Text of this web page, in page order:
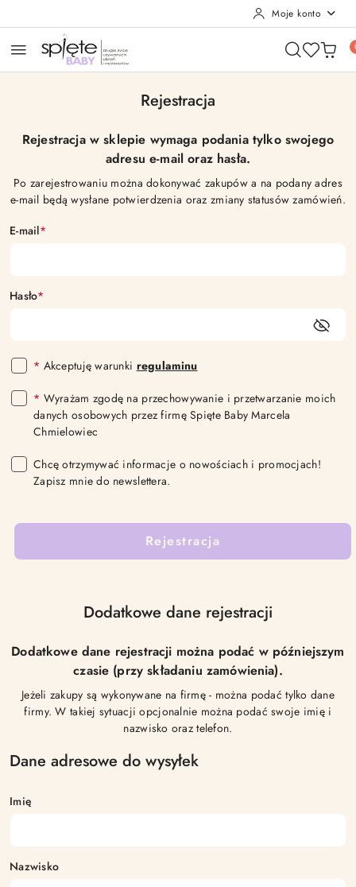
Moje konto
Rejestracja
Rejestracja w sklepie wymaga podania tylko swojego
adresu e-mail oraz hasła.
Po zarejestrowaniu można dokonywać zakupów a na podany adres
e-mail będą wysłane potwierdzenia oraz zmiany statusów zamówień.
E-mail*
Hasło*
* Akceptuję warunki regulaminu
* Wyrażam zgodę na przechowywanie i przetwarzanie moich
danych osobowych przez firmę Spięte Baby Marcela
Chmielowiec
Chcę otrzymywać informacje o nowościach i promocjach!
Zapisz mnie do newslettera.
Rejestracja
Dodatkowe dane rejestracji
Dodatkowe dane rejestracji można podać w późniejszym
czasie (przy składaniu zamówienia).
Jeżeli zakupy są wykonywane na firmę - można podać tylko dane
firmy. W takiej sytuacji opcjonalnie można podać swoje imię i
nazwisko oraz telefon.
Dane adresowe do wysyłek
Imię
Nazwisko